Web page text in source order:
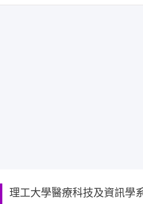
理工大學醫療科技及資訊學